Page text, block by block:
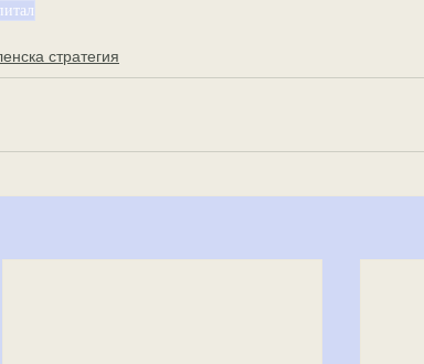
стратегия